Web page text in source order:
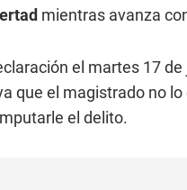
mientras avanza
el martes 17
que el magistrado no lo
el delito.